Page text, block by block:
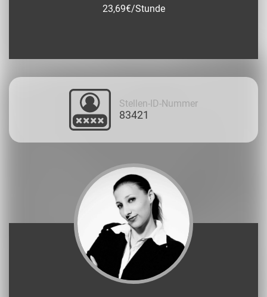
23,69€/Stunde
Stellen-ID-Nummer
83421